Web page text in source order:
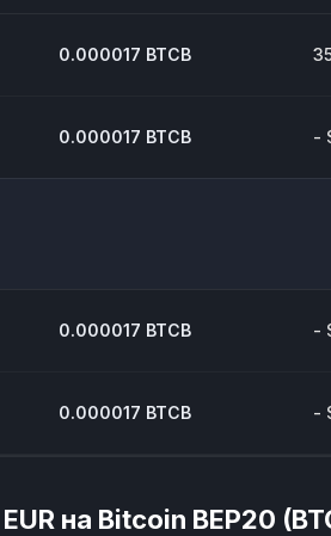
0.000017 BTCB
0.000017 BTCB -
0.000017 BTCB -
0.000017 BTCB -
на Bitcoin BEP20